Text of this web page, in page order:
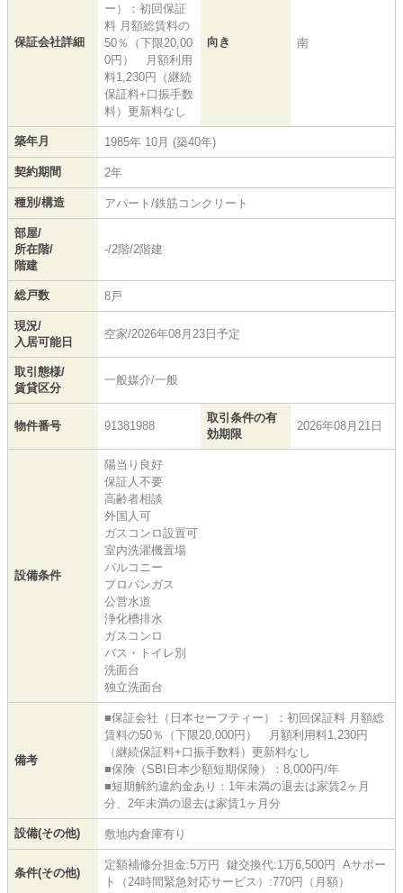
保証会社詳細
ー）：初回保証
料 月額総賃料の
50％（下限20,00
0円） 月額利用
料1,230円（継続
保証料+口振手数
料）更新料なし
向き 南
築年月 1985年 10月 (築40年)
契約期間 2年
種別/構造 アパート/鉄筋コンクリート
部屋/
所在階/
階建
-/2階/2階建
総戸数 8戸
現況/
入居可能日
空家/2026年08月23日予定
取引態様/
賃貸区分
一般媒介/一般
物件番号 91381988
取引条件の有
効期限
2026年08月21日
設備条件
陽当り良好
保証人不要
高齢者相談
外国人可
ガスコンロ設置可
室内洗濯機置場
バルコニー
プロパンガス
公営水道
浄化槽排水
ガスコンロ
バス・トイレ別
洗面台
独立洗面台
備考
■保証会社（日本セーフティー）：初回保証料 月額総
賃料の50％（下限20,000円） 月額利用料1,230円
（継続保証料+口振手数料）更新料なし
■保険（SBI日本少額短期保険）：8,000円/年
■短期解約違約金あり：1年未満の退去は家賃2ヶ月
分、2年未満の退去は家賃1ヶ月分
設備(その他) 敷地内倉庫有り
条件(その他)
定額補修分担金:5万円 鍵交換代:1万6,500円 Aサポー
ト（24時間緊急対応サービス）:770円（月額）